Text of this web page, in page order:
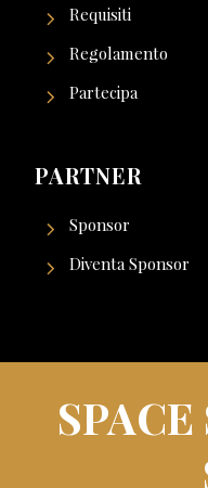
Requisiti
Regolamento
Partecipa
PARTNER
Sponsor
Diventa Sponsor